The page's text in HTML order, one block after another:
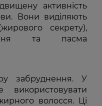
активність
Вони виділяють
секрету),
та пасма
забруднення. У
волосся. Ці